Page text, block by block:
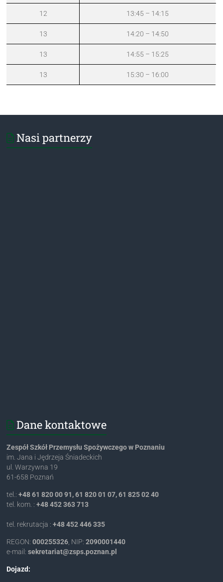
12 13:45 – 14:15
13 14:20 – 14:50
13 14:55 – 15:25
13 15:30 – 16:00
Nasi partnerzy
Dane kontaktowe
Zespół Szkół Przemysłu Spożywczego w Poznaniu
im. Jana i Jędrzeja Śniadeckich
ul. Warzywna 19
61-658 Poznań
tel.:+48 61 820 00 91, 61 820 01 07, 61 825 02 40
tel. kom. :+48 452 363 713
tel. rekrutacja :+48 452 446 335
REGON:000255326 , NIP:2090001440
e-mail:lp.nanzop.spsz@tairaterkes
Dojazd: